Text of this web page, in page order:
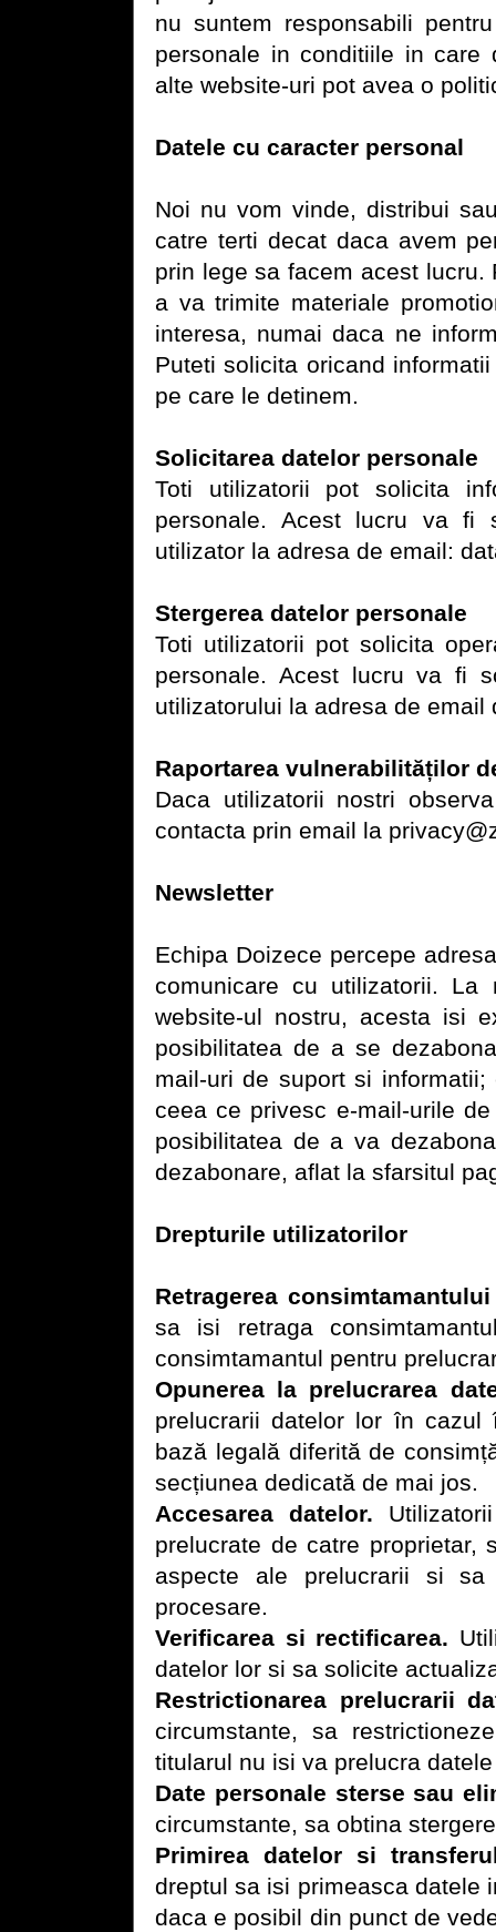
nu suntem responsabili
personale in conditiile in care
alte website-uri pot avea o
Datele cu caracter personal
Noi nu vom vinde, distribui
catre terti decat daca avem
prin lege sa facem acest
a va trimite materiale
interesa, numai daca ne
Puteti solicita oricand
pe care le detinem.
Solicitarea datelor personale
Toti utilizatorii pot solicita
personale. Acest lucru va fi
utilizator la adresa de email:
Stergerea datelor personale
Toti utilizatorii pot solicita
personale. Acest lucru va fi
utilizatorului la adresa de email
Raportarea vulnerabilităților
Daca utilizatorii nostri
contacta prin email la
Newsletter
Echipa Doizece percepe
comunicare cu utilizatorii. La
website-ul nostru, acesta isi
posibilitatea de a se
mail-uri de suport si
ceea ce privesc e-mail-urile
posibilitatea de a va
dezabonare, aflat la sfarsitul
Drepturile utilizatorilor
Retragerea
sa isi retraga
consimtamantul pentru
Opunerea la prelucrarea
prelucrarii datelor lor în
bază legală diferită de
secțiunea dedicată de mai jos.
Accesarea datelor.
prelucrate de catre proprietar,
aspecte ale prelucrarii si
procesare.
Verificarea si rectificarea.
datelor lor si sa solicite
Restrictionarea prelucrarii
circumstante, sa
titularul nu isi va prelucra
Date personale sterse sau
circumstante, sa obtina
Primirea datelor si
dreptul sa isi primeasca datele
daca e posibil din punct de